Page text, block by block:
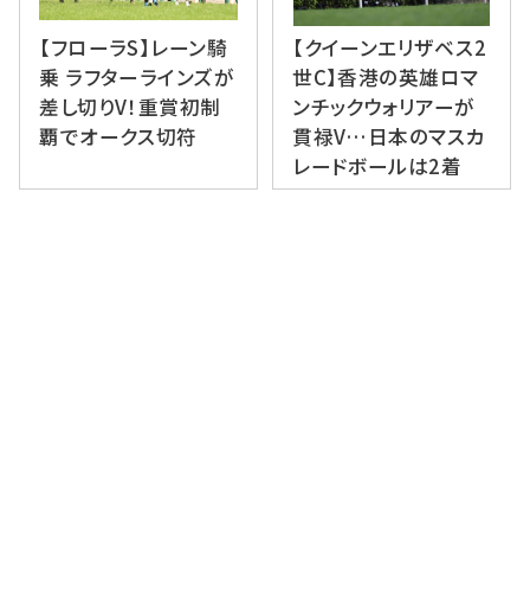
【フローラS】レーン騎
乗 ラフターラインズが
差し切りV！重賞初制
覇でオークス切符
【クイーンエリザベス2
世C】香港の英雄ロマ
ンチックウォリアーが
貫禄V…日本のマスカ
レードボールは2着